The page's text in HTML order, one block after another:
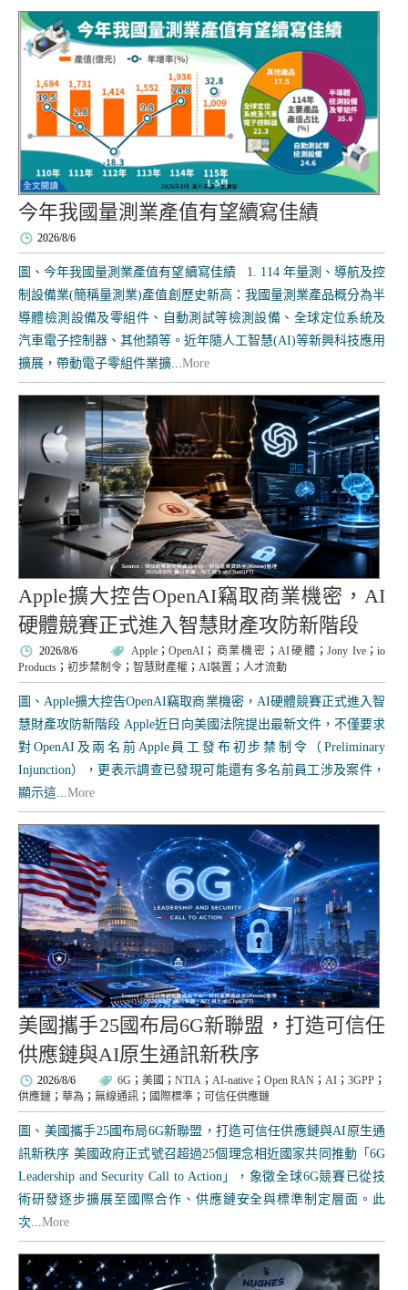
今年我國量測業產值有望續寫佳績
2026/8/6
圖、今年我國量測業產值有望續寫佳績 1. 114 年量測、導航及控
制設備業(簡稱量測業)產值創歷史新高：我國量測業產品概分為半
導體檢測設備及零組件、自動測試等檢測設備、全球定位系統及
汽車電子控制器、其他類等。近年隨人工智慧(AI)等新興科技應用
擴展，帶動電子零組件業擴...More
Apple擴大控告OpenAI竊取商業機密，AI
硬體競賽正式進入智慧財產攻防新階段
2026/8/6 Apple； OpenAI； 商業機密 ； AI硬體 ；Jony Ive ；io
Products ； 初步禁制令 ； 智慧財產權 ； AI裝置 ； 人才流動
圖、Apple擴大控告OpenAI竊取商業機密，AI硬體競賽正式進入智
慧財產攻防新階段 Apple近日向美國法院提出最新文件，不僅要求
對OpenAI及兩名前Apple員工發布初步禁制令（Preliminary
Injunction），更表示調查已發現可能還有多名前員工涉及案件，
顯示這...More
美國攜手25國布局6G新聯盟，打造可信任
供應鏈與AI原生通訊新秩序
2026/8/6 6G ；美國 ；NTIA ；AI-native ；Open RAN ；AI ；3GPP ；
供應鏈 ； 華為 ； 無線通訊 ； 國際標準 ； 可信任供應鏈
圖、美國攜手25國布局6G新聯盟，打造可信任供應鏈與AI原生通
訊新秩序 美國政府正式號召超過25個理念相近國家共同推動「6G
Leadership and Security Call to Action」，象徵全球6G競賽已從技
術研發逐步擴展至國際合作、供應鏈安全與標準制定層面。此
次...More